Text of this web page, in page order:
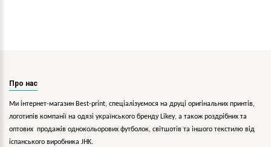
Про нас
Ми інтернет-магазин Best-print, спеціалізуємося на друці оригінальних принтів,
логотипів компанії на одязі українського бренду Likey, а також роздрібних та
оптових продажів однокольорових футболок, світшотів та іншого текстилю від
іспанського виробника JHK.